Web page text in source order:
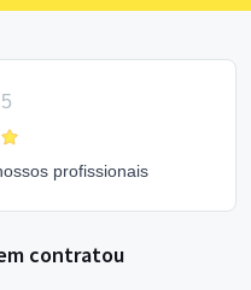
5
profissionais
contratou